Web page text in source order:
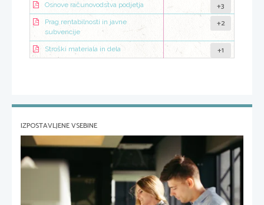
Osnove računovodstva podjetja +3
Prag rentabilnosti in javne
subvencije
+2
Stroški materiala in dela +1
IZPOSTAVLJENE VSEBINE